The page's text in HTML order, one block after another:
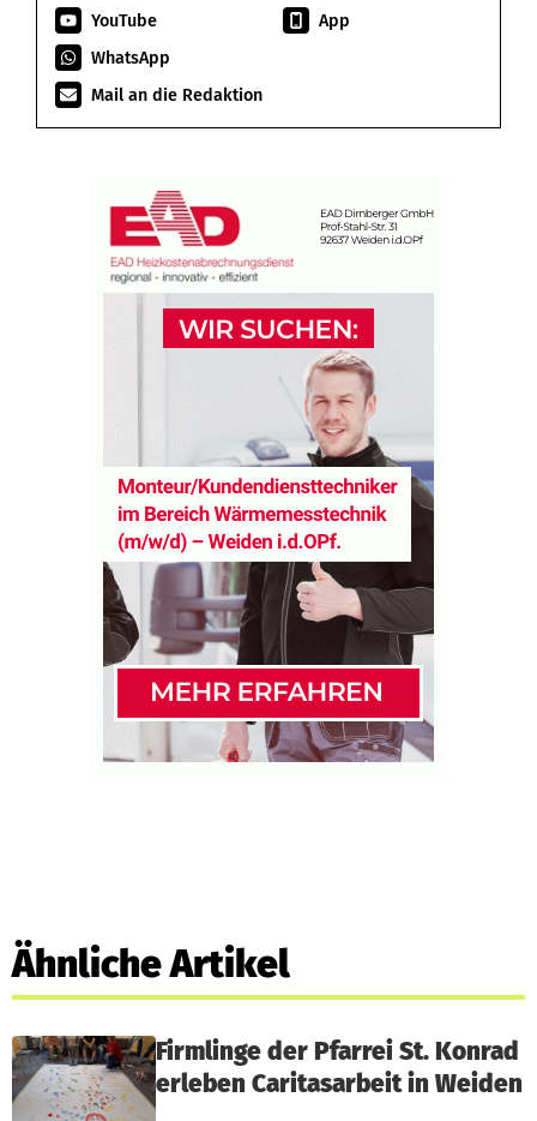
YouTube
App
WhatsApp
Mail an die Redaktion
Ähnliche Artikel
Firmlinge der Pfarrei St. Konrad
erleben Caritasarbeit in Weiden